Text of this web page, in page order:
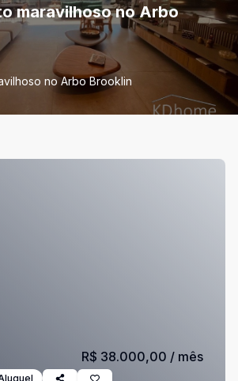
maravilhoso no Arbo
no Arbo Brooklin
R$ 38.000,00 / mês